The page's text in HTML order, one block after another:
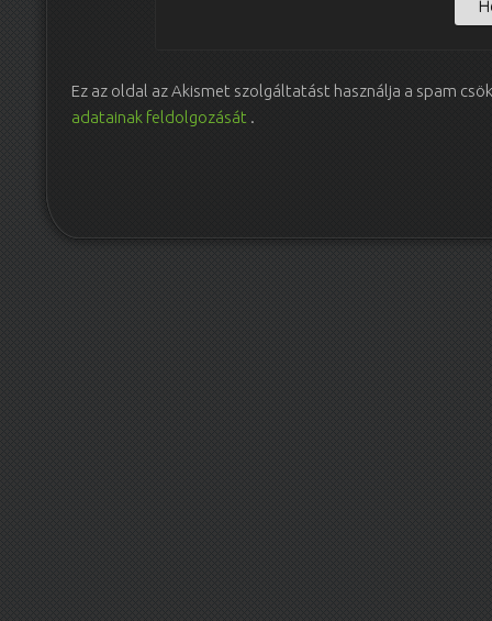
Ez az oldal az Akismet szolgáltatást használja a spam
adatainak feldolgozását .